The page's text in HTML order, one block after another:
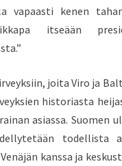
vapaasti kenen
itseään
joita Viro ja
historiasta
asiassa. Suomen
todellista
kanssa ja